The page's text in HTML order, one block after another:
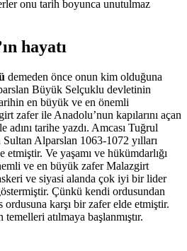
onu tarih boyunca unutulmaz
hayatı
demeden önce onun kim olduğuna
Büyük Selçuklu devletinin
en büyük ve en önemli
zafer ile Anadolu’nun kapılarını açan
tarihe yazdı. Amcası Tuğrul
Sultan Alparslan 1063-1072 yılları
etmiştir. Ve yaşamı ve hükümdarlığı
ve en büyük zafer Malazgirt
ve siyasi alanda çok iyi bir lider
Çünkü kendi ordusundan
karşı bir zafer elde etmiştir.
atılmaya başlanmıştır.